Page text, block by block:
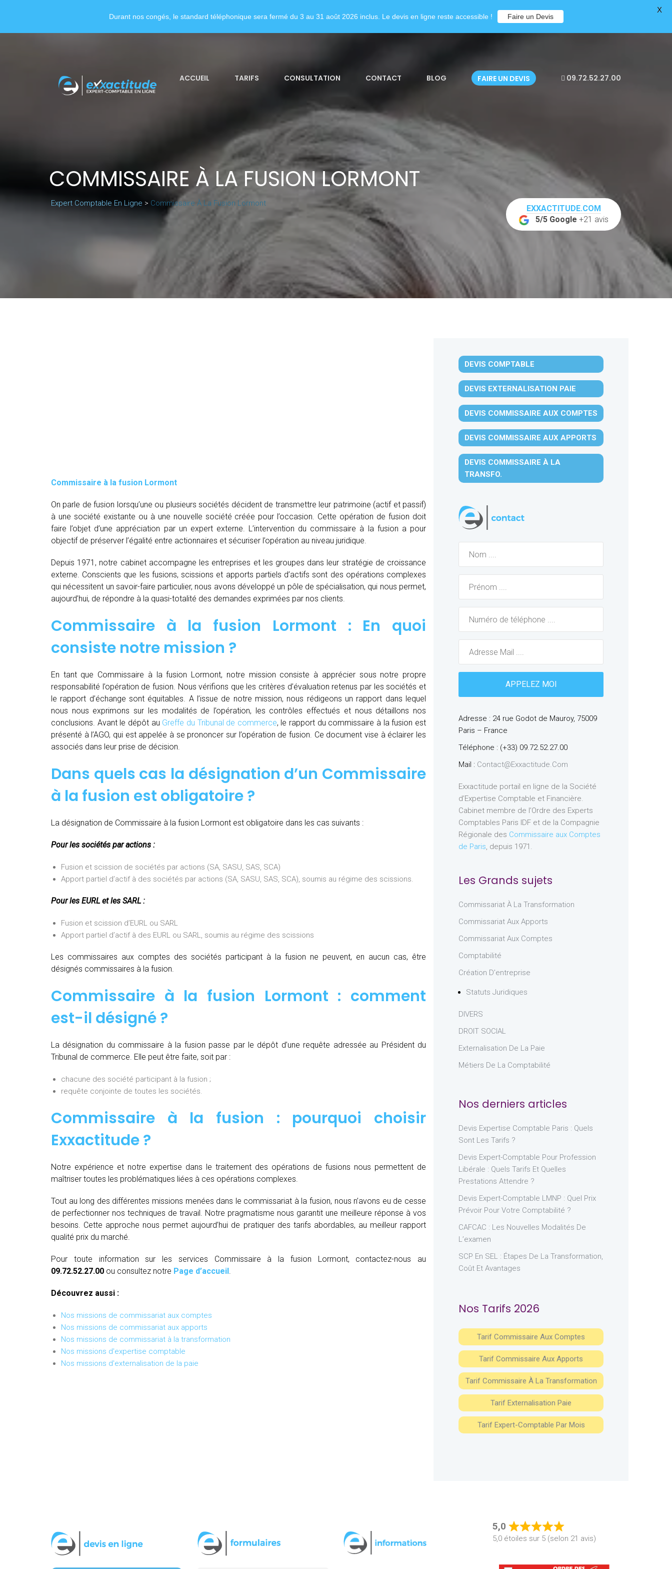
ACCUEIL TARIFS CONSULTATION CONTACT BLOG FAIRE UN DEVIS 09.72.52.27.00
COMMISSAIRE À LA FUSION LORMONT
Expert Comptable En Ligne > Commissaire À La Fusion Lormont
EXXACTITUDE.COM
5/5 Google +21 avis
Commissaire à la fusion Lormont
On parle de fusion lorsqu’une ou plusieurs sociétés décident de transmettre leur patrimoine (actif et passif)
à une société existante ou à une nouvelle société créée pour l’occasion. Cette opération de fusion doit
faire l’objet d’une appréciation par un expert externe. L’intervention du commissaire à la fusion a pour
objectif de préserver l’égalité entre actionnaires et sécuriser l’opération au niveau juridique.
Depuis 1971, notre cabinet accompagne les entreprises et les groupes dans leur stratégie de croissance
externe. Conscients que les fusions, scissions et apports partiels d’actifs sont des opérations complexes
qui nécessitent un savoir-faire particulier, nous avons développé un pôle de spécialisation, qui nous permet,
aujourd’hui, de répondre à la quasi-totalité des demandes exprimées par nos clients.
Commissaire à la fusion Lormont : En quoi
consiste notre mission ?
En tant que Commissaire à la fusion Lormont, notre mission consiste à apprécier sous notre propre
responsabilité l’opération de fusion. Nous vérifions que les critères d’évaluation retenus par les sociétés et
le rapport d’échange sont équitables. A l’issue de notre mission, nous rédigeons un rapport dans lequel
nous nous exprimons sur les modalités de l’opération, les contrôles effectués et nous détaillons nos
conclusions. Avant le dépôt au Greffe du Tribunal de commerce, le rapport du commissaire à la fusion est
présenté à l’AGO, qui est appelée à se prononcer sur l’opération de fusion. Ce document vise à éclairer les
associés dans leur prise de décision.
Dans quels cas la désignation d’un Commissaire
à la fusion est obligatoire ?
La désignation de Commissaire à la fusion Lormont est obligatoire dans les cas suivants :
Pour les sociétés par actions :
Fusion et scission de sociétés par actions (SA, SASU, SAS, SCA)
Apport partiel d’actif à des sociétés par actions (SA, SASU, SAS, SCA), soumis au régime des scissions.
Pour les EURL et les SARL :
Fusion et scission d’EURL ou SARL
Apport partiel d’actif à des EURL ou SARL, soumis au régime des scissions
Les commissaires aux comptes des sociétés participant à la fusion ne peuvent, en aucun cas, être
désignés commissaires à la fusion.
Commissaire à la fusion Lormont : comment
est-il désigné ?
La désignation du commissaire à la fusion passe par le dépôt d’une requête adressée au Président du
Tribunal de commerce. Elle peut être faite, soit par :
chacune des société participant à la fusion ;
requête conjointe de toutes les sociétés.
Commissaire à la fusion : pourquoi choisir
Exxactitude ?
Notre expérience et notre expertise dans le traitement des opérations de fusions nous permettent de
maîtriser toutes les problématiques liées à ces opérations complexes.
Tout au long des différentes missions menées dans le commissariat à la fusion, nous n’avons eu de cesse
de perfectionner nos techniques de travail. Notre pragmatisme nous garantit une meilleure réponse à vos
besoins. Cette approche nous permet aujourd’hui de pratiquer des tarifs abordables, au meilleur rapport
qualité prix du marché.
Pour toute information sur les services Commissaire à la fusion Lormont, contactez-nous au
09.72.52.27.00 ou consultez notre Page d’accueil.
Découvrez aussi :
Nos missions de commissariat aux comptes
Nos missions de commissariat aux apports
Nos missions de commissariat à la transformation
Nos missions d'expertise comptable
Nos missions d'externalisation de la paie
DEVIS COMPTABLE
DEVIS EXTERNALISATION PAIE
DEVIS COMMISSAIRE AUX COMPTES
DEVIS COMMISSAIRE AUX APPORTS
DEVIS COMMISSAIRE À LA
TRANSFO.
Adresse : 24 rue Godot de Mauroy, 75009
Paris – France
Téléphone : (+33) 09.72.52.27.00
Mail : Contact@exxactitude.com
Exxactitude portail en ligne de la Société
d’Expertise Comptable et Financière.
Cabinet membre de l’Ordre des Experts
Comptables Paris IDF et de la Compagnie
Régionale des Commissaire aux Comptes
de Paris, depuis 1971.
Les Grands sujets
Commissariat À La Transformation
Commissariat Aux Apports
Commissariat Aux Comptes
Comptabilité
Création D'entreprise
Statuts Juridiques
DIVERS
DROIT SOCIAL
Externalisation De La Paie
Métiers De La Comptabilité
Nos derniers articles
Devis Expertise Comptable Paris : Quels
Sont Les Tarifs ?
Devis Expert-Comptable Pour Profession
Libérale : Quels Tarifs Et Quelles
Prestations Attendre ?
Devis Expert-Comptable LMNP : Quel Prix
Prévoir Pour Votre Comptabilité ?
CAFCAC : Les Nouvelles Modalités De
L’examen
SCP En SEL : Étapes De La Transformation,
Coût Et Avantages
Nos Tarifs 2026
Tarif Commissaire Aux Comptes
Tarif Commissaire Aux Apports
Tarif Commissaire À La Transformation
Tarif Externalisation Paie
Tarif Expert-Comptable Par Mois
5,0
Rated
5,0
5,0 étoiles sur 5 (selon 21 avis)
Durant nos congés, le standard téléphonique sera fermé du 3 au 31 août 2026 inclus. Le devis en ligne reste accessible ! Faire un Devis
X